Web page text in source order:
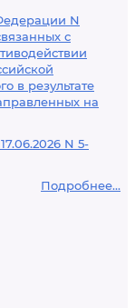
N
с
в результате
на
N 5-
Подробнее...